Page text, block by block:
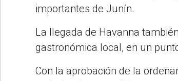
importantes de Junín.
La llegada de Havanna
gastronómica local, en un
Con la aprobación de la